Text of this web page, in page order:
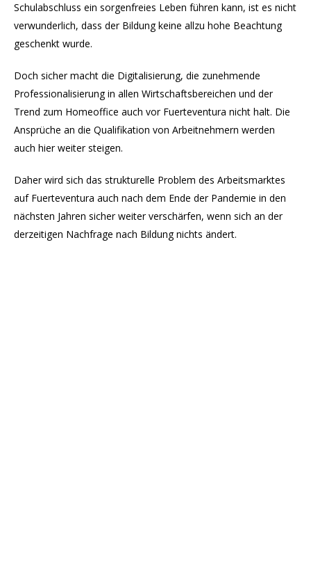
Schulabschluss ein sorgenfreies Leben führen kann, ist es nicht
verwunderlich, dass der Bildung keine allzu hohe Beachtung
geschenkt wurde.
Doch sicher macht die Digitalisierung, die zunehmende
Professionalisierung in allen Wirtschaftsbereichen und der
Trend zum Homeoffice auch vor Fuerteventura nicht halt. Die
Ansprüche an die Qualifikation von Arbeitnehmern werden
auch hier weiter steigen.
Daher wird sich das strukturelle Problem des Arbeitsmarktes
auf Fuerteventura auch nach dem Ende der Pandemie in den
nächsten Jahren sicher weiter verschärfen, wenn sich an der
derzeitigen Nachfrage nach Bildung nichts ändert.